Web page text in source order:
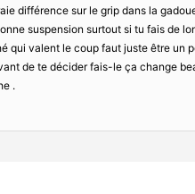
différence sur le grip dans la
suspension surtout si tu fais de
qui valent le coup faut juste être un
de te décider fais-le ça change
.